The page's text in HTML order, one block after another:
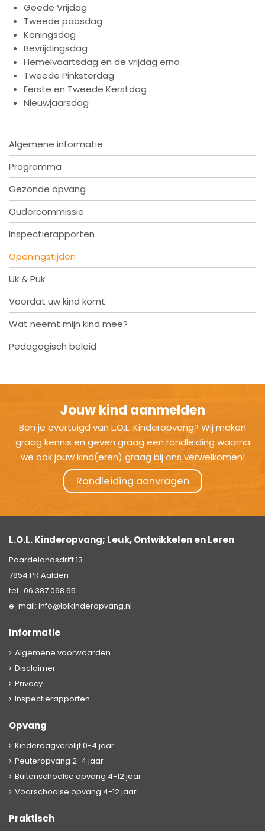
Goede Vrijdag
Tweede paasdag
Koningsdag
Bevrijdingsdag
Hemelvaartsdag en de vrijdag erna
Tweede Pinksterdag
Eerste en Tweede Kerstdag
Nieuwjaarsdag
Algemene informatie
Programma
Gezonde opvang
Oudercommissie
Inspectierapporten
Openingstijden
Uk & Puk
Voordat uw kind komt
Wat neemt mijn kind mee?
Pedagogisch beleid
Jouw kind aanmelden
Ben je overtuigd van L.O.L. Kinderopvang? Wij maken
graag kennis en geven graag een rondleiding waarna
we ook jouw kind(eren) graag bij ons verwelkomen!
Rondleiding aanvragen
L.O.L. Kinderopvang; Leuk, Ontwikkelen en Leren
Paardelandsdrift 13
7854 PR Aalden
tel.: 06 387 068 65
e-mail: info@lolkinderopvang.nl
Informatie
Algemene voorwaarden
Disclaimer
Privacy
Inspectierapporten
Opvang
Kinderdagverblijf 0-4 jaar
Peuteropvang 2-4 jaar
Buitenschoolse opvang 4-12 jaar
Voorschoolse opvang 4-12 jaar
Praktisch